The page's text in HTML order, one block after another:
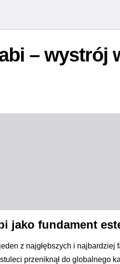
– wystrój
jako fundament
z najgłębszych i
przeniknął do globalnego